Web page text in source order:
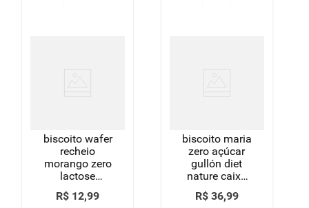
biscoito wafer
recheio
morango zero
lactose
lowçucar
pacote 115g
R$ 12,99
biscoito maria
zero açúcar
gullón diet
nature caixa
400g 2
unidades 200g
R$ 36,99